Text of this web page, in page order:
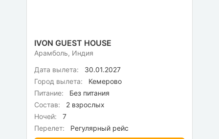
IVON GUEST HOUSE
Арамболь, Индия
Дата вылета:
30.01.2027
Город вылета:
Кемерово
Питание:
Без питания
Состав:
2 взрослых
Ночей:
7
Перелет:
Регулярный рейс